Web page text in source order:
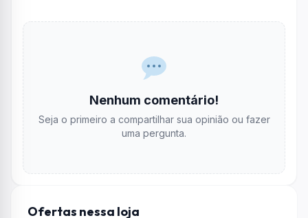
Nenhum comentário!
Seja o primeiro a compartilhar sua opinião ou fazer
uma pergunta.
Ofertas nessa loja